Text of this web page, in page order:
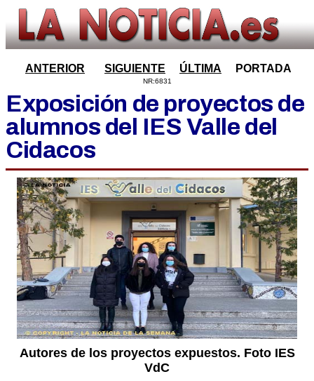
ANTERIOR SIGUIENTE ÚLTIMA PORTADA
NR:6831
Exposición de proyectos de
alumnos del IES Valle del
Cidacos
Autores de los proyectos expuestos. Foto IES
VdC